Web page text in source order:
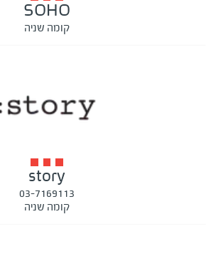
SOHO
קומה שניה
story
03-7169113
קומה שניה